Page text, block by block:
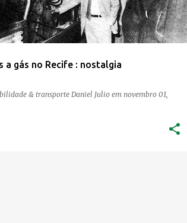
a gás no Recife : nostalgia
& transporte Daniel Julio em novembro 01,